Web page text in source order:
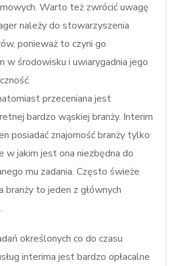
Warto też zwrócić uwagę
należy do stowarzyszenia
ponieważ to czyni go
w środowisku i uwiarygadnia jego
przeceniana jest
bardzo wąskiej branży. Interim
posiadać znajomość branży tylko
w jakim jest ona niezbędna do
mu zadania. Często świeże
branży to jeden z głównych
określonych co do czasu
interima jest bardzo opłacalne